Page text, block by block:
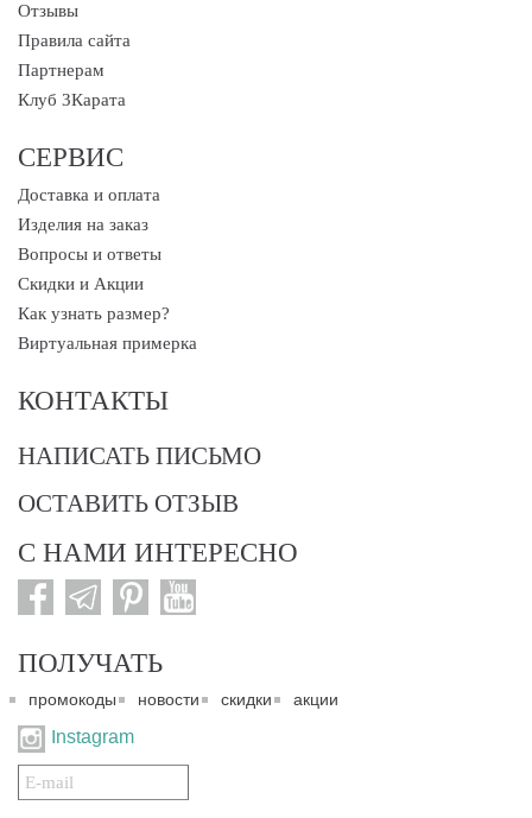
Отзывы
Правила сайта
Партнерам
Клуб 3Карата
СЕРВИС
Доставка и оплата
Изделия на заказ
Вопросы и ответы
Скидки и Акции
Как узнать размер?
Виртуальная примерка
КОНТАКТЫ
НАПИСАТЬ ПИСЬМО
ОСТАВИТЬ ОТЗЫВ
С НАМИ ИНТЕРЕСНО
ПОЛУЧАТЬ
промокоды новости скидки акции
Instagram
Подписаться
на